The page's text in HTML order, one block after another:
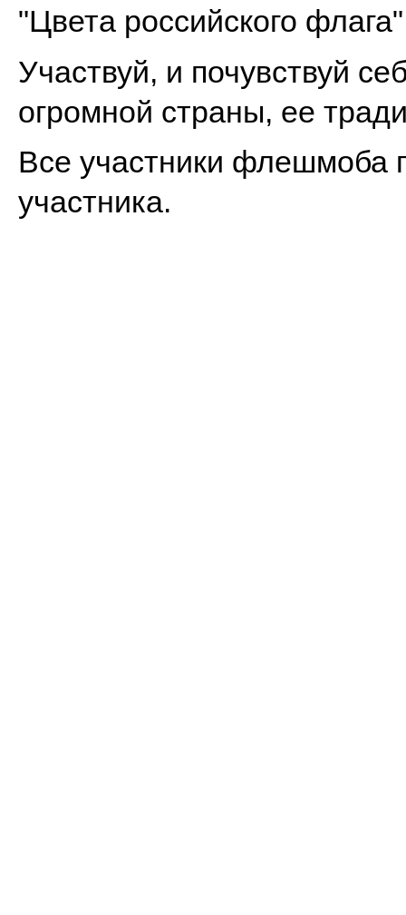
"Цвета российского
Участвуй, и почувствуй
огромной страны, ее
Все участники флешмоба
участника.